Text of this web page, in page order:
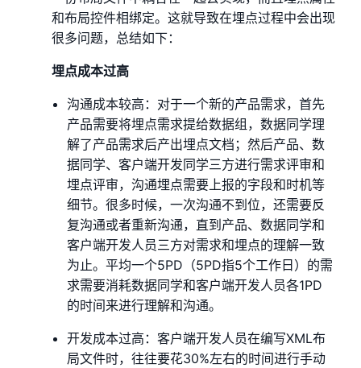
和布局控件相绑定。这就导致在埋点过程中会出现
很多问题，总结如下：
埋点成本过高
沟通成本较高：对于一个新的产品需求，首先
产品需要将埋点需求提给数据组，数据同学理
解了产品需求后产出埋点文档；然后产品、数
据同学、客户端开发同学三方进行需求评审和
埋点评审，沟通埋点需要上报的字段和时机等
细节。很多时候，一次沟通不到位，还需要反
复沟通或者重新沟通，直到产品、数据同学和
客户端开发人员三方对需求和埋点的理解一致
为止。平均一个5PD（5PD指5个工作日）的需
求需要消耗数据同学和客户端开发人员各1PD
的时间来进行理解和沟通。
开发成本过高：客户端开发人员在编写XML布
局文件时，往往要花30%左右的时间进行手动